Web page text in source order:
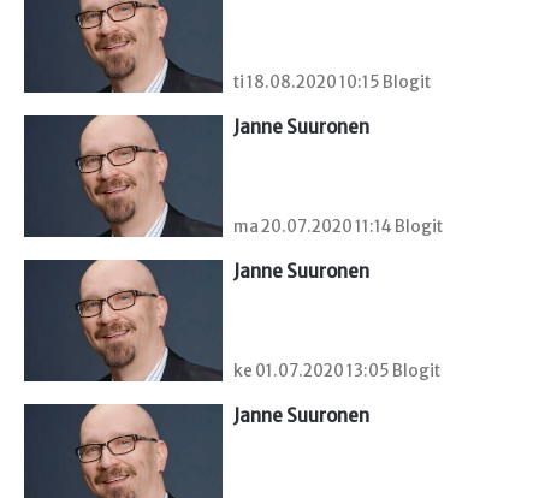
ti 18.08.2020 10:15 Blogit
Janne Suuronen
ma 20.07.2020 11:14 Blogit
Janne Suuronen
ke 01.07.2020 13:05 Blogit
Janne Suuronen